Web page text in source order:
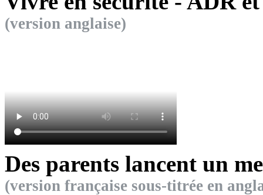
(version anglaise)
Des parents lancent un
(version française sous-titrée en